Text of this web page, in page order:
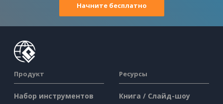
Начните бесплатно
Продукт
Набор инструментов
Ресурсы
Книга / Слайд-шоу